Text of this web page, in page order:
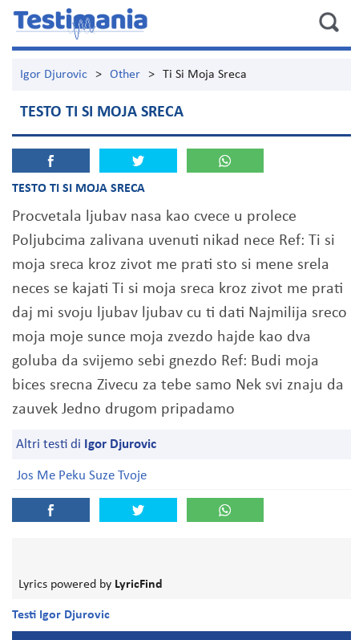
Igor Djurovic > Other > Ti Si Moja Sreca
TESTO TI SI MOJA SRECA
TESTO TI SI MOJA SRECA
Procvetala ljubav nasa kao cvece u prolece
Poljubcima zalivana uvenuti nikad nece Ref: Ti si
moja sreca kroz zivot me prati sto si mene srela
neces se kajati Ti si moja sreca kroz zivot me prati
daj mi svoju ljubav ljubav cu ti dati Najmilija sreco
moja moje sunce moja zvezdo hajde kao dva
goluba da svijemo sebi gnezdo Ref: Budi moja
bices srecna Zivecu za tebe samo Nek svi znaju da
zauvek Jedno drugom pripadamo
Altri testi di Igor Djurovic
Jos Me Peku Suze Tvoje
Lyrics powered by LyricFind
Testi Igor Djurovic